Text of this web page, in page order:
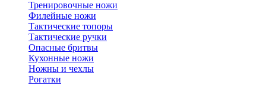
Тренировочные ножи
Филейные ножи
Тактические топоры
Тактические ручки
Опасные бритвы
Кухонные ножи
Ножны и чехлы
Рогатки